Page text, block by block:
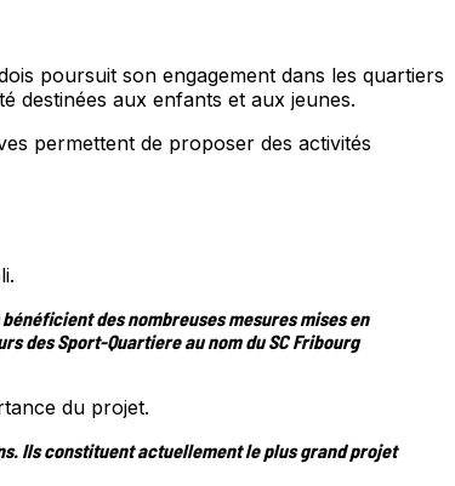
poursuit son engagement dans les quartiers
destinées aux enfants et aux jeunes.
permettent de proposer des activités
des nombreuses mesures mises en
des Sport-Quartiere au nom du SC Fribourg
du projet.
Ils constituent actuellement le plus grand projet